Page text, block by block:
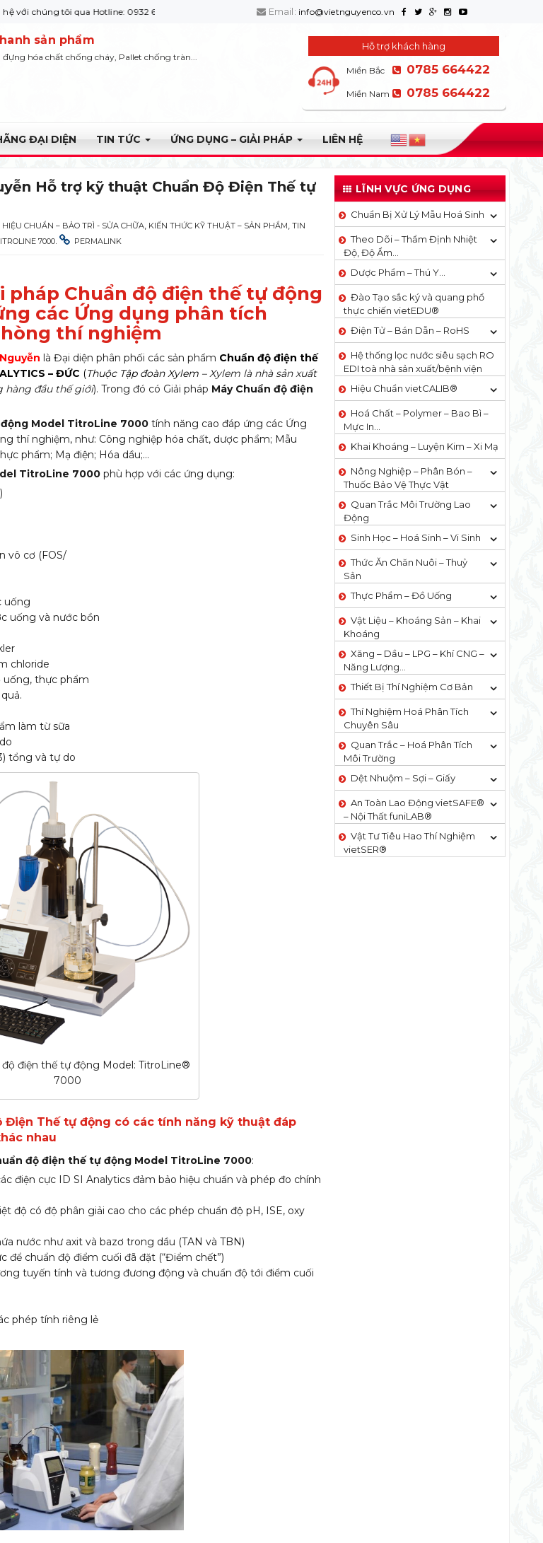
tôi qua Hotline: 0932 664422 Email: info@vietnguyenco.vn
sản phẩm
hóa chất chống cháy, Pallet chống tràn...
Hỗ trợ khách hàng
Miền Bắc 0785 664422
Miền Nam 0785 664422
ĐẠI DIỆN TIN TỨC ỨNG DỤNG – GIẢI PHÁP LIÊN HỆ
Hỗ trợ kỹ thuật Chuẩn Độ Điện Thế tự
HIỆU CHUẨN – BẢO TRÌ - SỬA CHỮA KIẾN THỨC KỸ THUẬT – SẢN PHẨM ,TIN
7000 . PERMALINK
pháp Chuẩn độ điện thế tự động
các Ứng dụng phân tích
thí nghiệm
là Đại diện phân phối các sản phẩm Chuẩn độ điện thế
– ĐỨC (Thuộc Tập đoàn Xylem –Xylem là nhà sản xuất
hàng đầu thế giới). Trong đó có Giải pháp Máy Chuẩn độ điện
Model TitroLine 7000 tính năng cao đáp ứng các Ứng
thí nghiệm, như: Công nghiệp hóa chất, dược phẩm; Mẫu
phẩm; Mạ điện; Hóa dầu;…
TitroLine 7000 phù hợp với các ứng dụng:
vô cơ (FOS/
uống
uống và nước bồn
chloride
uống, thực phẩm
làm từ sữa
tổng và tự do
độ điện thế tự động Model: TitroLine®
7000
Điện Thế tự động có các tính năng kỹ thuật đáp
nhau
độ điện thế tự động Model TitroLine 7000:
điện cực ID SI Analytics đảm bảo hiệu chuẩn và phép đo chính
độ có độ phân giải cao cho các phép chuẩn độ pH, ISE, oxy
nước như axit và bazơ trong dầu (TAN và TBN)
để chuẩn độ điểm cuối đã đặt (“Điểm chết”)
tuyến tính và tương đương động và chuẩn độ tới điểm cuối
phép tính riêng lẻ
LĨNH VỰC ỨNG DỤNG
Chuẩn Bị Xử Lý Mẫu Hoá Sinh
Theo Dõi – Thẩm Định Nhiệt
Độ, Độ Ẩm…
Dược Phẩm – Thú Y…
Đào Tạo sắc ký và quang phổ
thực chiến vietEDU®
Điện Tử – Bán Dẫn – RoHS
Hệ thống lọc nước siêu sạch RO
EDI​​ toà nhà sản xuất/bệnh viện
Hiệu Chuẩn vietCALIB®
Hoá Chất – Polymer – Bao Bì –
Mực In…
Khai Khoáng – Luyện Kim – Xi Mạ
Nông Nghiệp – Phân Bón –
Thuốc Bảo Vệ Thực Vật
Quan Trắc Môi Trường Lao
Động
Sinh Học – Hoá Sinh – Vi Sinh
Thức Ăn Chăn Nuôi – Thuỷ
Sản
Thực Phẩm – Đồ Uống
Vật Liệu – Khoáng Sản – Khai
Khoáng
Xăng – Dầu – LPG – Khí CNG –
Năng Lượng…
Thiết Bị Thí Nghiệm Cơ Bản
Thí Nghiệm Hoá Phân Tích
Chuyên Sâu
Quan Trắc – Hoá Phân Tích
Môi Trường
Dệt Nhuộm – Sợi – Giấy
An Toàn Lao Động vietSAFE®
– Nội Thất funiLAB®
Vật Tư Tiêu Hao Thí Nghiệm
vietSER®